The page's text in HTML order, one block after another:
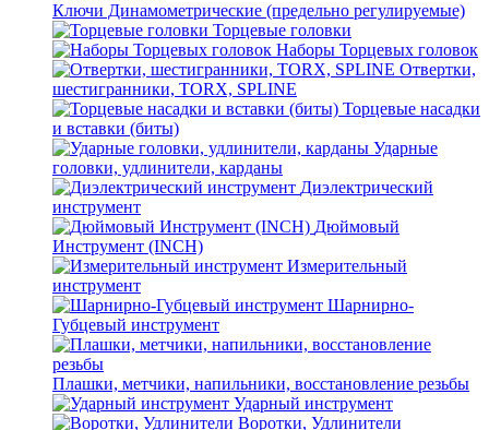
Ключи Динамометрические (предельно регулируемые)
Торцевые головки
Наборы Торцевых головок
Отвертки,
шестигранники, TORX, SPLINE
Торцевые насадки
и вставки (биты)
Ударные
головки, удлинители, карданы
Диэлектрический
инструмент
Дюймовый
Инструмент (INCH)
Измерительный
инструмент
Шарнирно-
Губцевый инструмент
Плашки, метчики, напильники, восстановление резьбы
Ударный инструмент
Воротки, Удлинители